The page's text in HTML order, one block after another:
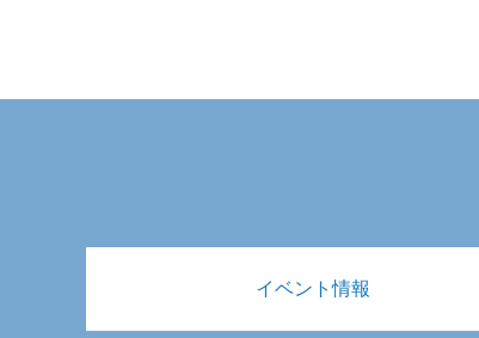
イベント情報